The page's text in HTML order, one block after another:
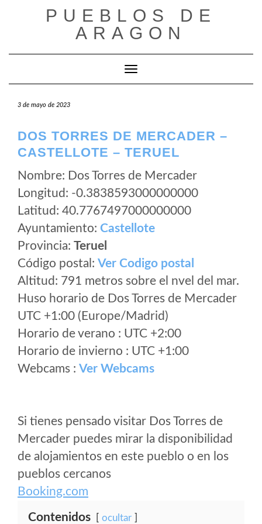
PUEBLOS DE
ARAGON
Cambiar modo de navegación
3 de mayo de 2023
DOS TORRES DE MERCADER –
CASTELLOTE – TERUEL
Nombre: Dos Torres de Mercader
Longitud: -0.3838593000000000
Latitud: 40.7767497000000000
Ayuntamiento: Castellote
Provincia: Teruel
Código postal: Ver Codigo postal
Altitud: 791 metros sobre el nvel del mar.
Huso horario de Dos Torres de Mercader
UTC +1:00 (Europe/Madrid)
Horario de verano : UTC +2:00
Horario de invierno : UTC +1:00
Webcams : Ver Webcams
Si tienes pensado visitar Dos Torres de
Mercader puedes mirar la disponibilidad
de alojamientos en este pueblo o en los
pueblos cercanos
Booking.com
Contenidos ocultar